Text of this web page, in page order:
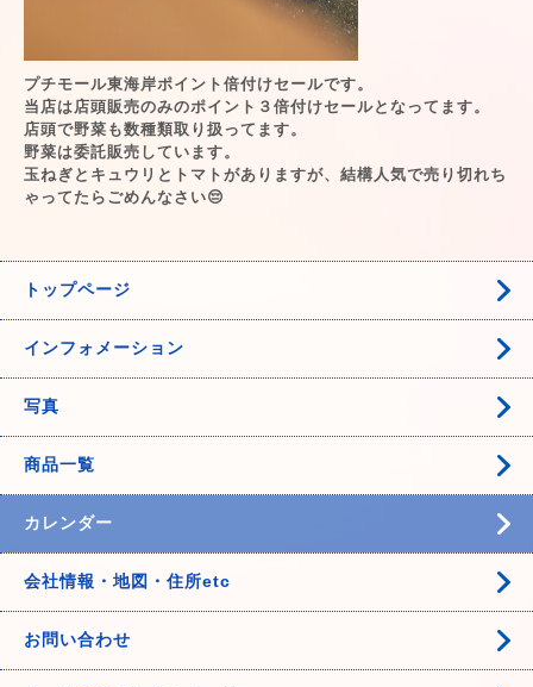
プチモール東海岸ポイント倍付けセールです。
当店は店頭販売のみのポイント３倍付けセールとなってます。
店頭で野菜も数種類取り扱ってます。
野菜は委託販売しています。
玉ねぎとキュウリとトマトがありますが、結構人気で売り切れち
ゃってたらごめんなさい😔
トップページ
インフォメーション
写真
商品一覧
カレンダー
会社情報・地図・住所etc
お問い合わせ